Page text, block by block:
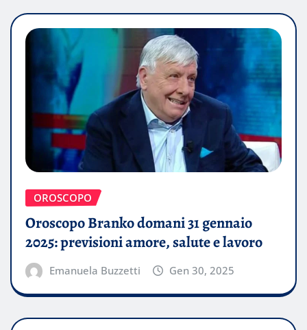
OROSCOPO
Oroscopo Branko domani 31 gennaio
2025: previsioni amore, salute e lavoro
Emanuela Buzzetti Gen 30, 2025